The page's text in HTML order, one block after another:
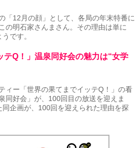
「12月の顔」として、各局の年末特番に
の明石家さんまさん。その理由は単に
です。
Q！」温泉同好会の魅力は“女学
ィー「世界の果てまでイッテQ！」の看
同好会」が、100回目の放送を迎えま
企画が、100回を迎えられた理由を探